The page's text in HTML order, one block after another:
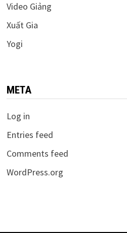
Video Giảng
Xuất Gia
Yogi
META
Log in
Entries feed
Comments feed
WordPress.org